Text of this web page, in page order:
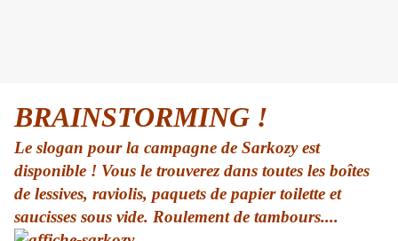
BRAINSTORMING !
Le slogan pour la campagne de Sarkozy est
disponible ! Vous le trouverez dans toutes les boîtes
de lessives, raviolis, paquets de papier toilette et
saucisses sous vide. Roulement de tambours....